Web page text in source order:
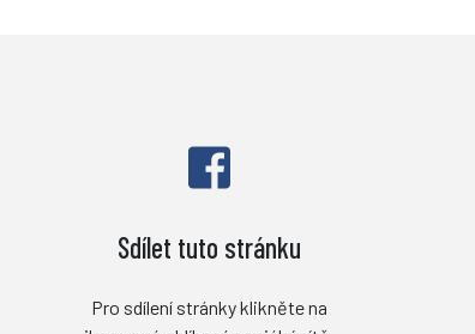
Sdílet tuto stránku
Pro sdílení stránky klikněte na